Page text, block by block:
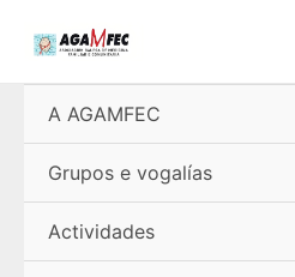
A AGAMFEC
Grupos e vogalías
Actividades